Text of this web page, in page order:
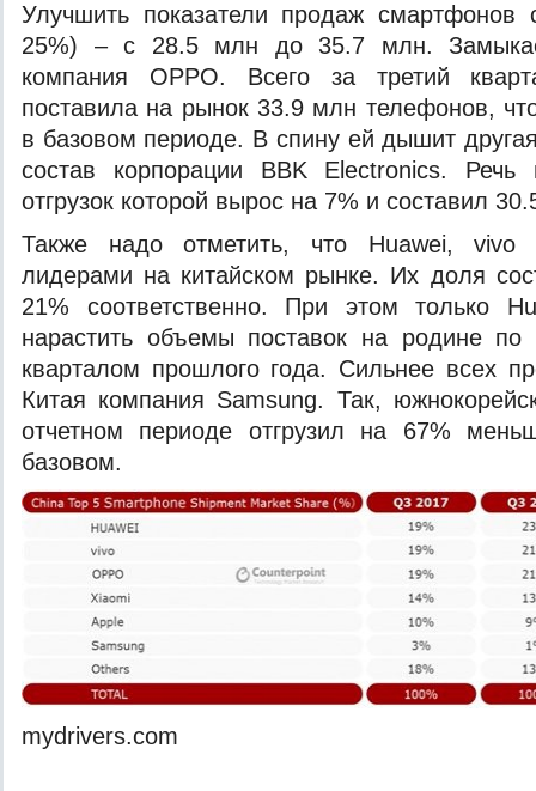
Улучшить показатели продаж
25%) – с 28.5 млн до 35.7 млн.
компания OPPO. Всего за третий
поставила на рынок 33.9 млн телефонов,
в базовом периоде. В спину ей дышит
состав корпорации BBK Electronics.
отгрузок которой вырос на 7% и составил
Также надо отметить, что Huawei,
лидерами на китайском рынке. Их доля
21% соответственно. При этом только
нарастить объемы поставок на родине по
кварталом прошлого года. Сильнее всех
Китая компания Samsung. Так,
отчетном периоде отгрузил на 67%
базовом.
mydrivers.com